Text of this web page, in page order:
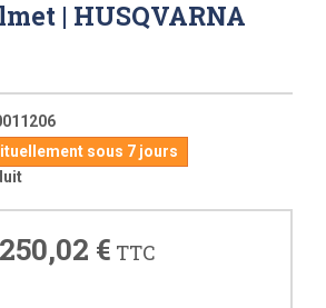
| HUSQVARNA
sous 7 jours
250,02 € TTC